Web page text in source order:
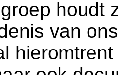
houdt
van